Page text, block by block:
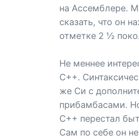
на Ассемблере.
сказать, что он
отметке 2 ½
Не меннее
С++.
же Си с
прибамбасами.
С++ перестал
Сам по себе он не